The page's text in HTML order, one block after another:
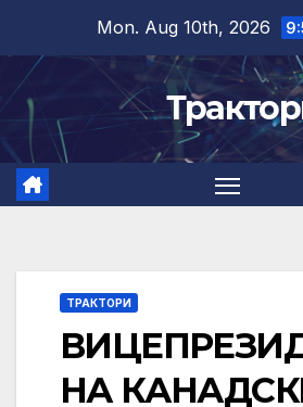
content
Mon. Aug 10th, 2026
ТРАКТОРИ
НА